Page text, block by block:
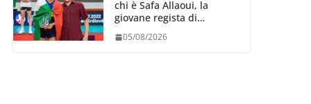
chi è Safa Allaoui, la
giovane regista di
collegiale di Cavalese
05/08/2026